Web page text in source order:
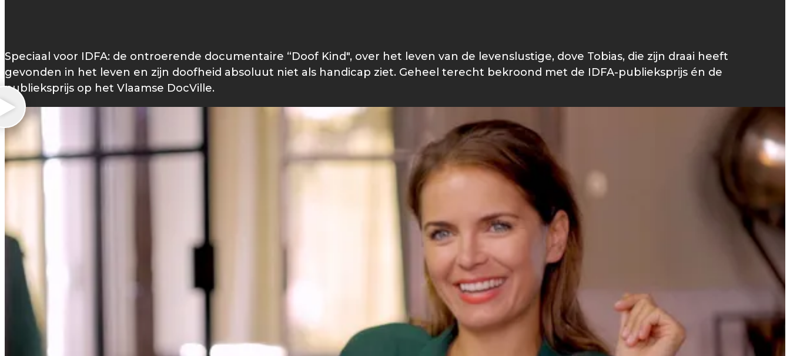
Speciaal voor IDFA: de ontroerende documentaire “Doof Kind", over het leven van de levenslustige, dove Tobias, die zijn draai heeft
gevonden in het leven en zijn doofheid absoluut niet als handicap ziet. Geheel terecht bekroond met de IDFA-publieksprijs én de
publieksprijs op het Vlaamse DocVille.